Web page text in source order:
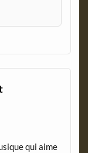
qui aime